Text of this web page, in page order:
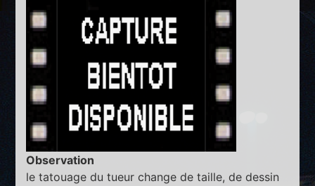
Observation
le tatouage du tueur change de taille, de dessin